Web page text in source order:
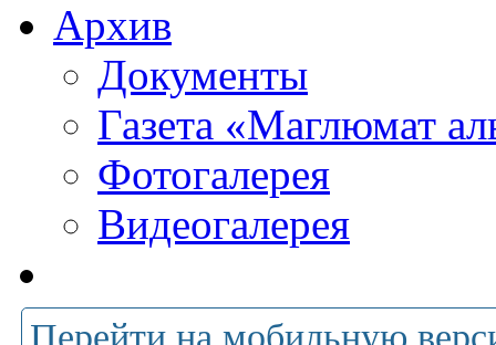
Архив
Документы
Газета «Маглюмат
Фотогалерея
Видеогалерея
Перейти на мобильную